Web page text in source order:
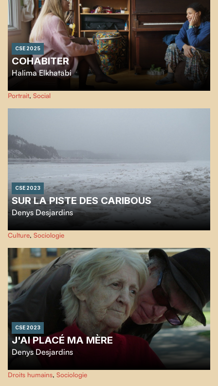
CSE 2025
COHABITER
Halima Elkhatabi
De jeunes gens à la recherche de colocataires se dévoilent dans ce portrait
attachant d’une génération habituée à sortir toutes les cartes de son
identité.
Portrait, Social
CSE 2023
SUR LA PISTE DES CARIBOUS
Denys Desjardins
Méditation sur le temps qui passe, le territoire qu'on habite et les liens qui
nous unissent.
Culture, Sociologie
CSE 2023
J'AI PLACÉ MA MÈRE
Denys Desjardins
À la manière d’un journal filmé,J'ai placé ma mèrenous plonge dans
l’expérience personnelle du cinéaste et de sa sœur qui veulent s’assurer que
Droits humains, Sociologie